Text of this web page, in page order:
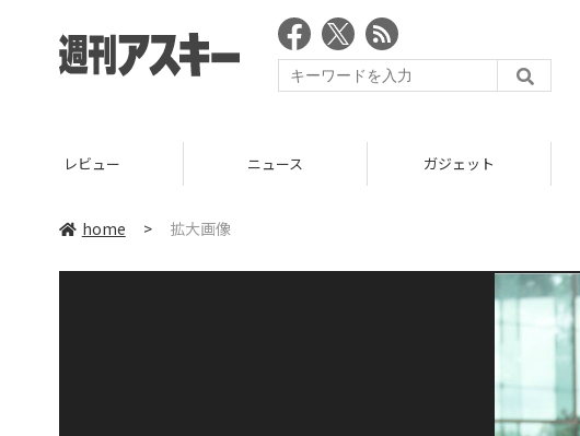
レビュー ニュース ガジェット
home > 拡大画像